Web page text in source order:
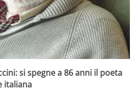
si spegne a 86 anni il poeta
italiana